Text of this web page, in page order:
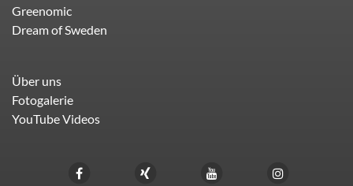
Greenomic
Dream of Sweden
Über uns
Fotogalerie
YouTube Videos